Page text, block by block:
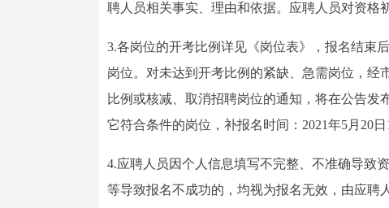
聘人员相关事实、理由和依据。应聘人员对资格
3.各岗位的开考比例详见《岗位表》，报名结束
岗位。对未达到开考比例的紧缺、急需岗位，
比例或核减、取消招聘岗位的通知，将在公告
它符合条件的岗位，补报名时间：2021年5月20日
4.应聘人员因个人信息填写不完整、不准确导致
等导致报名不成功的，均视为报名无效，由应聘